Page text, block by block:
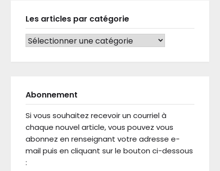
Les articles par catégorie
LES ARTICLES PAR CATÉGORIE
Abonnement
Si vous souhaitez recevoir un courriel à
chaque nouvel article, vous pouvez vous
abonnez en renseignant votre adresse e-
mail puis en cliquant sur le bouton ci-dessous
: